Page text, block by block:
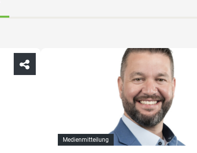
Medienmitteilung